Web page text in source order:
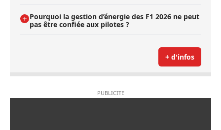
Pourquoi la gestion d’énergie des F1 2026 ne peut
pas être confiée aux pilotes ?
+ d'infos